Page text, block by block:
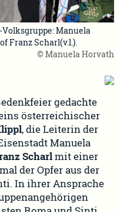
Volksgruppe: Manuela
Franz Scharl(v.l.).
© Manuela Horvath
gedachte
österreichischer
, die Leiterin der
Manuela
Scharlmit einer
der Opfer aus der
In ihrer Ansprache